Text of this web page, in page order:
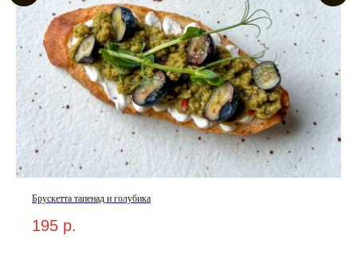
Брускетта тапенад и голубика
195 р.